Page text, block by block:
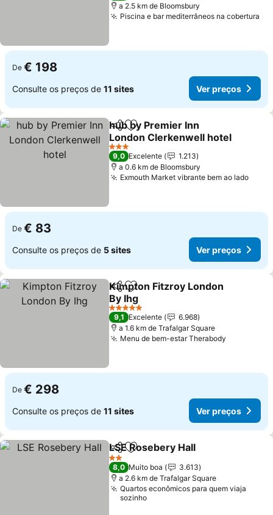
a 2.5 km de Bloomsbury
Piscina e bar mediterrâneos na cobertura
De € 198
Consulte os preços de 11 sites Ver preços
PartilharAdicionar aos favoritos
hub by Premier Inn
London Clerkenwell hotel
Ver preços
3 Estrelas
9,0 Excelente
1.213
a 0.6 km de Bloomsbury
Exmouth Market vibrante bem ao ladoVer
De € 83
Consulte os preços de 5 sites Ver preços
PartilharAdicionar aos favoritos
Kimpton Fitzroy London
By Ihg
Ver preços
5 Estrelas
9,1 Excelente
6.968
a 1.6 km de Trafalgar Square
Menu de bem-estar Therabody
De € 298
Consulte os preços de 11 sites Ver preços
PartilharAdicionar aos favoritos
LSE Rosebery Hall
2 Estrelas
8,0 Muito boa
3.613
a 2.6 km de Trafalgar Square
Quartos econômicos para quem viaja
sozinho